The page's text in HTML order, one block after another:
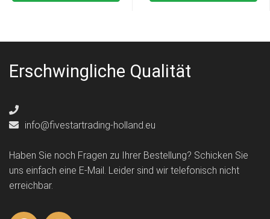
Erschwingliche Qualität
info@fivestartrading-holland.eu
Haben Sie noch Fragen zu Ihrer Bestellung? Schicken Sie
uns einfach eine E-Mail. Leider sind wir telefonisch nicht
erreichbar.